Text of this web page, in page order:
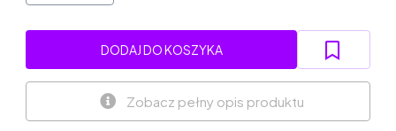
DODAJ DO KOSZYKA
Zobacz pełny opis produktu